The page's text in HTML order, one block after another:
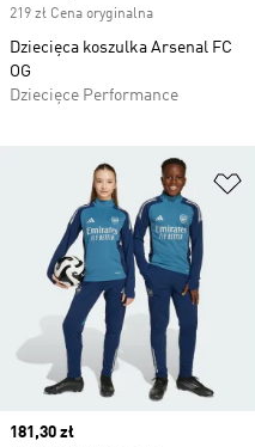
219 zł Cena oryginalna
Dziecięca koszulka Arsenal FC
OG
Dziecięce Performance
Current price
181,30 zł